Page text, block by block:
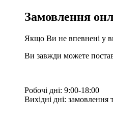
Замовлення
Якщо Ви не впевнені у
Ви завжди можете
Робочі дні: 9:00-18:00
Вихідні дні: замовлення